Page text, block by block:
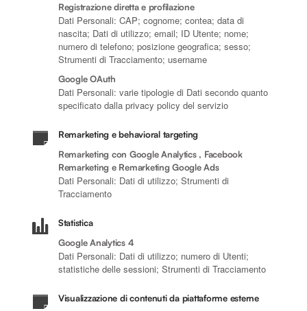
Registrazione diretta e profilazione
Dati Personali: CAP; cognome; contea; data di
nascita; Dati di utilizzo; email; ID Utente; nome;
numero di telefono; posizione geografica; sesso;
Strumenti di Tracciamento; username
Google OAuth
Dati Personali: varie tipologie di Dati secondo quanto
specificato dalla privacy policy del servizio
Remarketing e behavioral targeting
Remarketing con Google Analytics , Facebook
Remarketing e Remarketing Google Ads
Dati Personali: Dati di utilizzo; Strumenti di
Tracciamento
Statistica
Google Analytics 4
Dati Personali: Dati di utilizzo; numero di Utenti;
statistiche delle sessioni; Strumenti di Tracciamento
Visualizzazione di contenuti da piattaforme esterne